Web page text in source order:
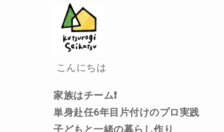
こんにちは
家族はチーム❗️
単身赴任6年目片付けのプロ実践
子どもと一緒の暮らし作り